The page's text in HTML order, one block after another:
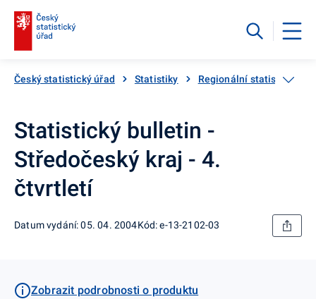
Český statistický úřad Statistiky Regionální statistiky
Statistický bulletin -
Středočeský kraj - 4.
čtvrtletí
Datum vydání: 05. 04. 2004Kód: e-13-2102-03
Zobrazit podrobnosti o produktu